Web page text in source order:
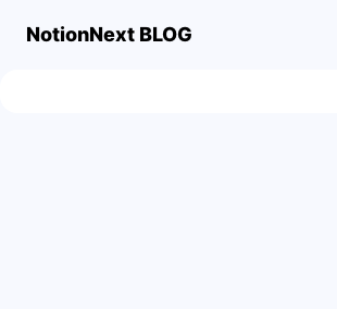
NotionNext BLOG